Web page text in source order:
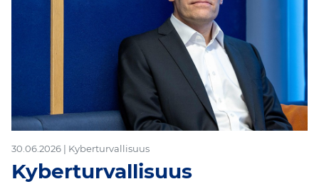
30.06.2026 | Kyberturvallisuus
Kyberturvallisuus